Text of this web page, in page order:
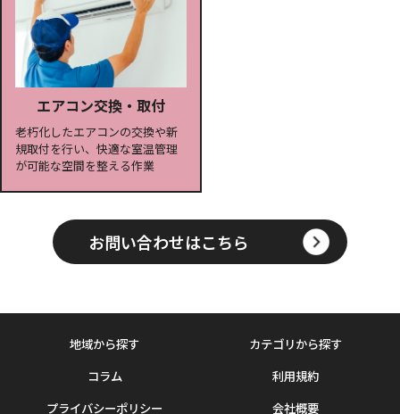
エアコン交換・取付
老朽化したエアコンの交換や新
規取付を行い、快適な室温管理
が可能な空間を整える作業
お問い合わせはこちら
地域から探す
カテゴリから探す
コラム
利用規約
プライバシーポリシー
会社概要